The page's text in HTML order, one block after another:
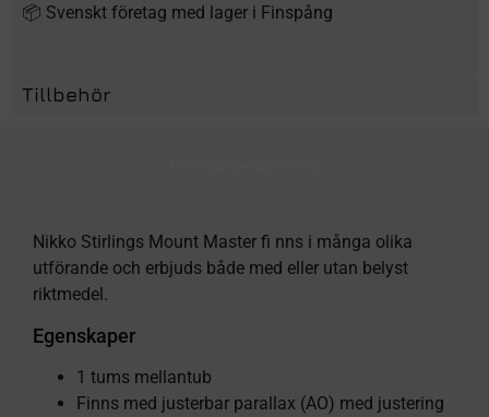
📦 Svenskt företag med lager i Finspång
Tillbehör
Nikko Stirlings Mount Master fi nns i många olika
utförande och erbjuds både med eller utan belyst
riktmedel.
Egenskaper
1 tums mellantub
Finns med justerbar parallax (AO) med justering